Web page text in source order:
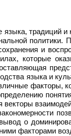
языка, традиций
и
которые
языка и
факторы,
векторы
о
факторами